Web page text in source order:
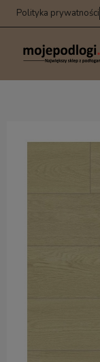
Polityka prywatności